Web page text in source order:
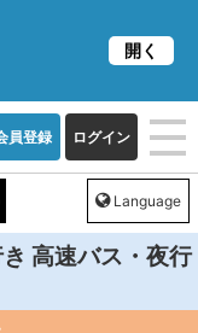
員登録 ログイン
Language
高速バス・夜行
開く